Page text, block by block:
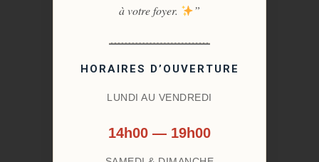
à votre foyer.
”
HORAIRES D’OUVERTURE
LUNDI AU VENDREDI
14h00 — 19h00